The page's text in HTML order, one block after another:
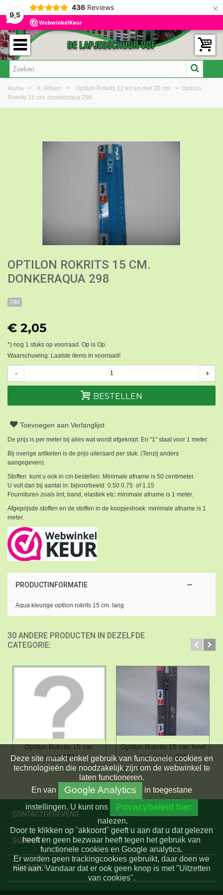
9,5
436 Reviews ×
Home > X: Ritsen > Optilon Rokrits 12 tot en met 20 cm > Optilon
Rokrits 15 cm. donkeraqua 298
OPTILON ROKRITS 15 CM.
DONKERAQUA 298
298
€ 2,05
*) nog 1 stuks op voorraad. Op is Op.
Waarschuwing: Laatste items in voorraad!
- +
BESTELLEN
Toevoegen aan Verlanglijst
De prijs is per meter bij alles wat wordt afgeknipt. En "1" staat voor 1 meter.
Bij overige artikelen is de prijs uiteraard per stuk. (Tenzij anders
aangegeven).
Stoffen kunt u ook in cm bestellen. Minimale afname is 50 centimeter.
U vult dan bij aantal in: bijvoorbeeld 0.50 0.75 of 1.15
Fournituren zoals lint, band, elastiek etc: minimale afname is 1 meter.
Afgeprijsde stoffen en de stoffen in de koopjeshoek: minimale afname is 1
meter.
PRODUCTINFORMATIE
Aqua kleurige optilon rokrits 15 cm. lang
30 ANDERE PRODUCTEN IN DEZELFDE
CATEGORIE:
Optilon Rokrits 15 cm.
zwart 000
Optilon Rokrits 15 cm. heel
donkergrijs 001
CONTACTGEGEVENS
SUPPORT
VOLG ONS
Deze site maakt enkel gebruik van functionele cookies en
technologieën die noodzakelijk zijn om de webwinkel te
laten functioneren.
En van Google Analytics
in toegestane
instellingen. U kunt ons Privacybeleid hier
nalezen.
Door te klikken op `akkoord` geeft u aan dat u dat gelezen
heeft en geen bezwaar heeft tegen het gebruik van
functionele cookies en Google analytics.
Er worden geen trackingcookies gebruikt, daar doen we
niet aan. Vandaar dat er ook geen knop is met "Uitzetten
van cookies".